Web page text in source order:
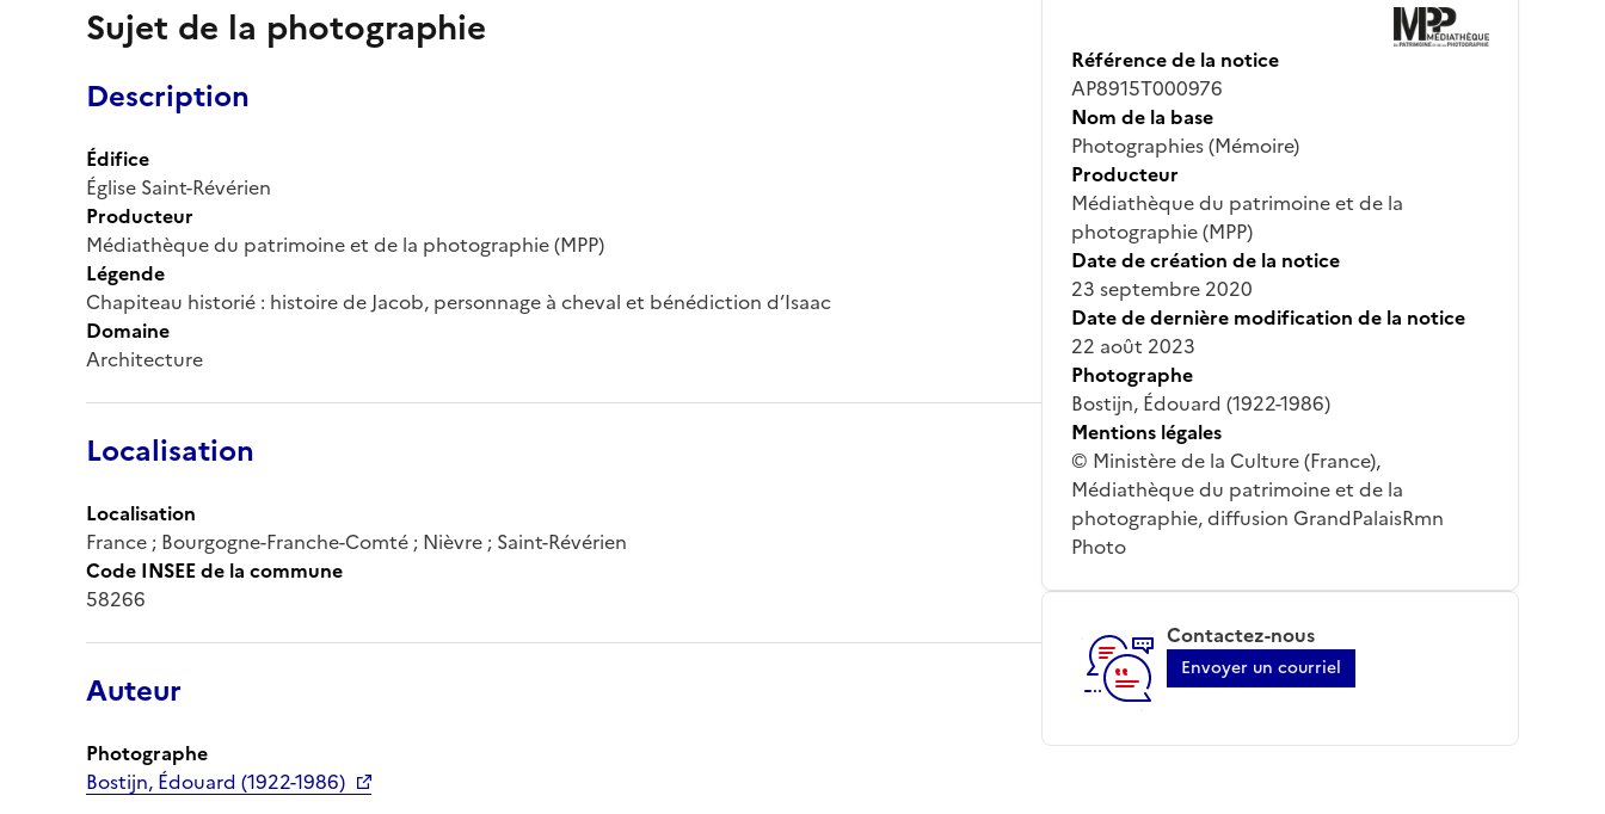
Sujet de la photographie
Description
Édifice
Église Saint-Révérien
Producteur
Médiathèque du patrimoine et de la photographie (MPP)
Légende
Chapiteau historié : histoire de Jacob, personnage à cheval et bénédiction d’Isaac
Domaine
Architecture
Localisation
Localisation
France ; Bourgogne-Franche-Comté ; Nièvre ; Saint-Révérien
Code INSEE de la commune
58266
Auteur
Photographe
Bostijn, Édouard (1922-1986)
Référence de la notice
AP8915T000976
Nom de la base
Photographies (Mémoire)
Producteur
Médiathèque du patrimoine et de la
photographie (MPP)
Date de création de la notice
23 septembre 2020
Date de dernière modification de la notice
22 août 2023
Photographe
Bostijn, Édouard (1922-1986)
Mentions légales
© Ministère de la Culture (France),
Médiathèque du patrimoine et de la
photographie, diffusion GrandPalaisRmn
Photo
Contactez-nous
Envoyer un courriel